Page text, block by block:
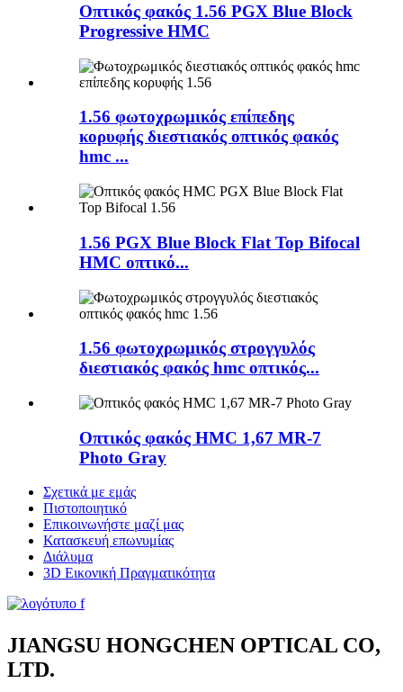
Οπτικός φακός 1.56 PGX Blue Block
Progressive HMC
1.56 φωτοχρωμικός επίπεδης
κορυφής διεστιακός οπτικός φακός
hmc ...
1.56 PGX Blue Block Flat Top Bifocal
HMC οπτικό...
1.56 φωτοχρωμικός στρογγυλός
διεστιακός φακός hmc οπτικός...
Οπτικός φακός HMC 1,67 MR-7
Photo Gray
Σχετικά με εμάς
Πιστοποιητικό
Επικοινωνήστε μαζί μας
Κατασκευή επωνυμίας
Διάλυμα
3D Εικονική Πραγματικότητα
JIANGSU HONGCHEN OPTICAL CO,
LTD.